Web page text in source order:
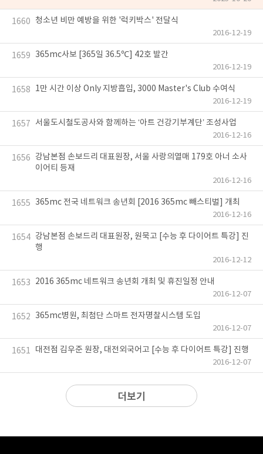
1660 청소년 비만 예방을 위한 '럭키박스' 전달식
2016-12-19
1659 365mc사보 [365일 36.5℃] 42호 발간
2016-12-19
1658 1만 시간 이상 Only 지방흡입, 3000 Master's Club 수여식
2016-12-19
1657 서울도시철도공사와 함께하는 ‘아트 건강기부계단’ 조성사업
2016-12-16
1656
강남본점 손보드리 대표원장, 서울 사랑의열매 179호 아너 소사
이어티 등재
2016-12-16
1655 365mc 전국 네트워크 송년회 [2016 365mc 빼스티벌] 개최
2016-12-16
1654 강남본점 손보드리 대표원장, 원묵고 [수능 후 다이어트 특강] 진
행
2016-12-12
1653 2016 365mc 네트워크 송년회 개최 및 휴진일정 안내
2016-12-07
1652 365mc병원, 최첨단 스마트 전자명찰시스템 도입
2016-12-07
1651 대전점 김우준 원장, 대전외국어고 [수능 후 다이어트 특강] 진행
2016-12-07
더보기